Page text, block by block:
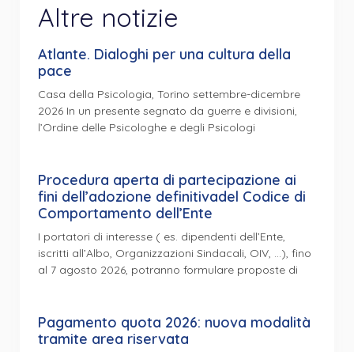
Altre notizie
Atlante. Dialoghi per una cultura della
pace
Casa della Psicologia, Torino settembre-dicembre
2026 In un presente segnato da guerre e divisioni,
l’Ordine delle Psicologhe e degli Psicologi
Procedura aperta di partecipazione ai
fini dell’adozione definitivadel Codice di
Comportamento dell’Ente
I portatori di interesse ( es. dipendenti dell’Ente,
iscritti all’Albo, Organizzazioni Sindacali, OIV, …), fino
al 7 agosto 2026, potranno formulare proposte di
Pagamento quota 2026: nuova modalità
tramite area riservata